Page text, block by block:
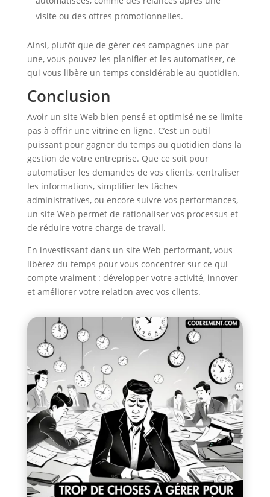
visite ou des offres promotionnelles.
Ainsi, plutôt que de gérer ces campagnes une par
une, vous pouvez les planifier et les automatiser, ce
qui vous libère un temps considérable au quotidien.
Conclusion
Avoir un site Web bien pensé et optimisé ne se limite
pas à offrir une vitrine en ligne. C’est un outil
puissant pour gagner du temps au quotidien dans la
gestion de votre entreprise. Que ce soit pour
automatiser les demandes de vos clients, centraliser
les informations, simplifier les tâches
administratives, ou encore suivre vos performances,
un site Web permet de rationaliser vos processus et
de réduire votre charge de travail.
En investissant dans un site Web performant, vous
libérez du temps pour vous concentrer sur ce qui
compte vraiment : développer votre activité, innover
et améliorer votre relation avec vos clients.